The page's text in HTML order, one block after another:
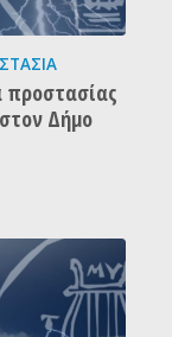
προστασίας
Δήμο